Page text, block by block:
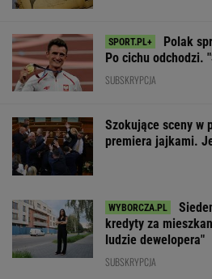
Polak
Po cichu odchodzi.
SUBSKRYPCJA
Szokujące sceny w
premiera jajkami.
kredyty za
ludzie dewelopera"
SUBSKRYPCJA